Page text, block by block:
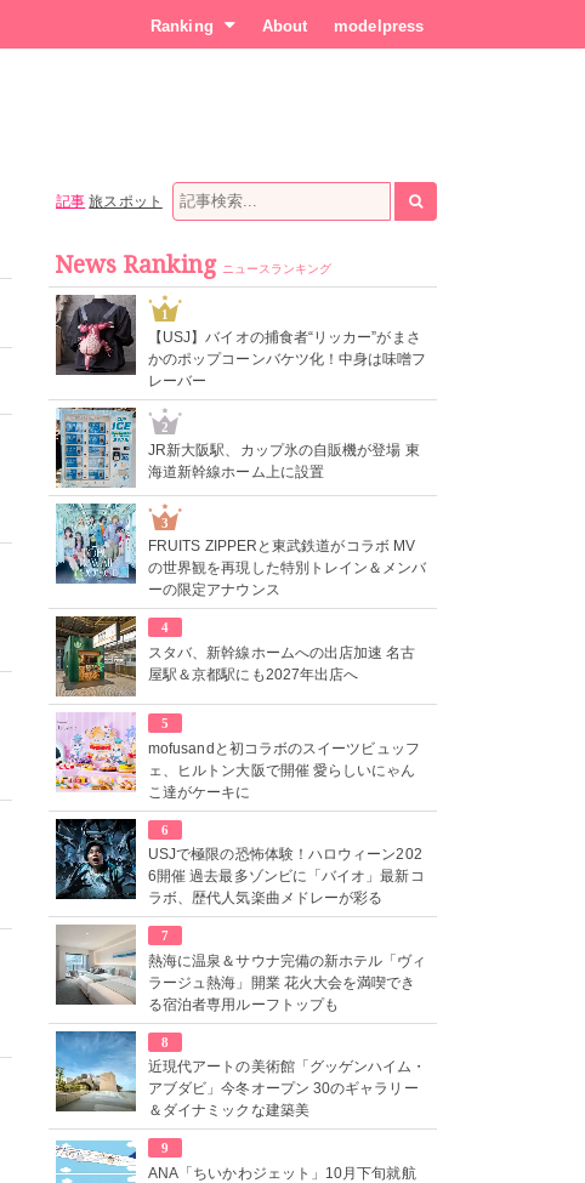
Ranking About modelpress
記事 旅スポット
News Ranking ニュースランキング
1
【USJ】バイオの捕食者“リッカー”がまさ
かのポップコーンバケツ化！中身は味噌フ
レーバー
2
JR新大阪駅、カップ氷の自販機が登場 東
海道新幹線ホーム上に設置
3
FRUITS ZIPPERと東武鉄道がコラボ MV
の世界観を再現した特別トレイン＆メンバ
ーの限定アナウンス
4
スタバ、新幹線ホームへの出店加速 名古
屋駅＆京都駅にも2027年出店へ
5
mofusandと初コラボのスイーツビュッフ
ェ、ヒルトン大阪で開催 愛らしいにゃん
こ達がケーキに
6
USJで極限の恐怖体験！ハロウィーン202
6開催 過去最多ゾンビに「バイオ」最新コ
ラボ、歴代人気楽曲メドレーが彩る
7
熱海に温泉＆サウナ完備の新ホテル「ヴィ
ラージュ熱海」開業 花火大会を満喫でき
る宿泊者専用ルーフトップも
8
近現代アートの美術館「グッゲンハイム・
アブダビ」今冬オープン 30のギャラリー
＆ダイナミックな建築美
9
ANA「ちいかわジェット」10月下旬就航